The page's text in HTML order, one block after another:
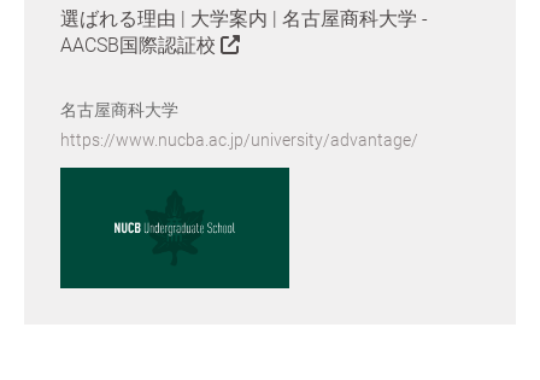
選ばれる理由 | 大学案内 | 名古屋商科大学 -
AACSB国際認証校
名古屋商科大学
https://www.nucba.ac.jp/university/advantage/